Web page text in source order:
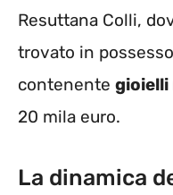
Resuttana Colli,
trovato in
contenente
20 mila euro.
La dinamica